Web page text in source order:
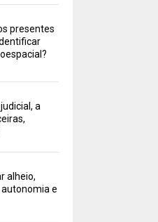
presentes
a
alheio,
e